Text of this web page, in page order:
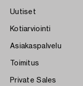
Uutiset
Kotiarviointi
Asiakaspalvelu
Toimitus
Private Sales